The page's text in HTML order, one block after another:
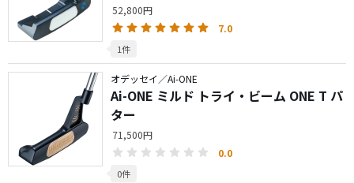
52,800円
7.0
1件
オデッセイ／Ai-ONE
Ai-ONE ミルド トライ・ビーム ONE T パ
ター
71,500円
0.0
0件